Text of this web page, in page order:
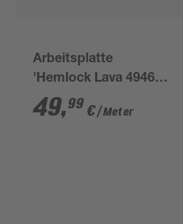
Arbeitsplatte
'Hemlock Lava 4946'
4100 x 635 x 38 mm
49,99 €/ Meter